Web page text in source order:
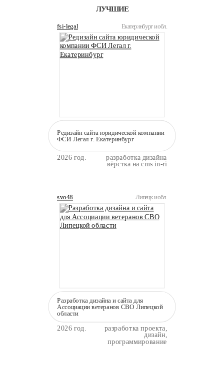
ЛУЧШИЕ
fsi-legal Екатеринбург и обл.
Редизайн сайта юридической компании
ФСИ Легал г. Екатеринбург
2026 год. разработка дизайна
вёрстка на cms in-ri
svo48 Липецк и обл.
Разработка дизайна и сайта для
Ассоциации ветеранов СВО Липецкой
области
2026 год.
разработка проекта,
дизайн,
программирование